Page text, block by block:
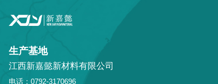
生产基地
江西新嘉懿新材料有限公司
电话：0792-3170696